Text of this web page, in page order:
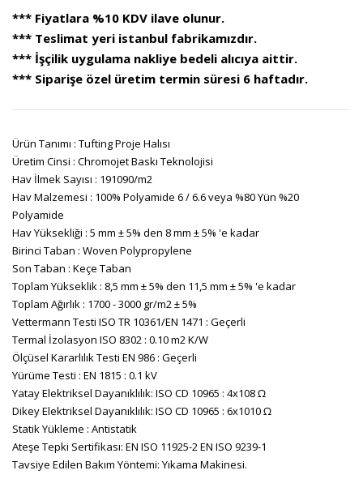
*** Fiyatlara %10 KDV ilave olunur.
*** Teslimat yeri istanbul fabrikamızdır.
*** İşçilik uygulama nakliye bedeli alıcıya aittir.
*** Siparişe özel üretim termin süresi 6 haftadır.
Ürün Tanımı : Tufting Proje Halısı
Üretim Cinsi : Chromojet Baskı Teknolojisi
Hav İlmek Sayısı : 191090/m2
Hav Malzemesi : 100% Polyamide 6 / 6.6 veya %80 Yün %20
Polyamide
Hav Yüksekliği : 5 mm ± 5% den 8 mm ± 5% 'e kadar
Birinci Taban : Woven Polypropylene
Son Taban : Keçe Taban
Toplam Yükseklik : 8,5 mm ± 5% den 11,5 mm ± 5% 'e kadar
Toplam Ağırlık : 1700 - 3000 gr/m2 ± 5%
Vettermann Testi ISO TR 10361/EN 1471 : Geçerli
Termal İzolasyon ISO 8302 : 0.10 m2 K/W
Ölçüsel Kararlılık Testi EN 986 : Geçerli
Yürüme Testi : EN 1815 : 0.1 kV
Yatay Elektriksel Dayanıklılık: ISO CD 10965 : 4x108 Ω
Dikey Elektriksel Dayanıklılık: ISO CD 10965 : 6x1010 Ω
Statik Yükleme : Antistatik
Ateşe Tepki Sertifikası: EN ISO 11925-2 EN ISO 9239-1
Tavsiye Edilen Bakım Yöntemi: Yıkama Makinesi.